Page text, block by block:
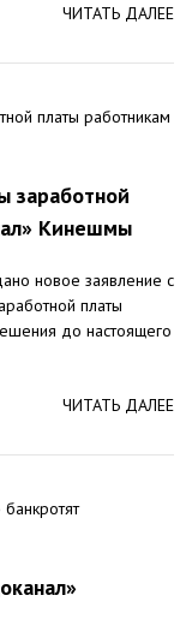
ЧИТАТЬ ДАЛЕЕ
заработной
Кинешмы
новое заявление с
платы
до настоящего
ЧИТАТЬ ДАЛЕЕ